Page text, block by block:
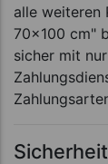
alle weiteren
70x100 cm"
sicher mit